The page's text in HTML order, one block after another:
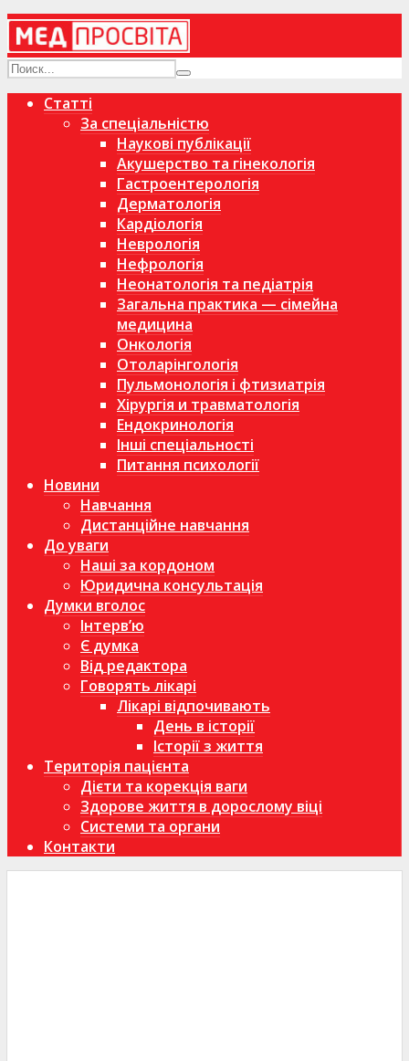
Статті
За спеціальністю
Наукові публікації
Акушерство та гінекологія
Гастроентерологія
Дерматологія
Кардіологія
Неврологія
Нефрологія
Неонатологія та педіатрія
Загальна практика — сімейна
медицина
Онкологія
Отоларінгологія
Пульмонологія і фтизиатрія
Хірургія и травматологія
Ендокринологія
Інші спеціальності
Питання психології
Новини
Навчання
Дистанційне навчання
До уваги
Наші за кордоном
Юридична консультація
Думки вголос
Інтерв’ю
Є думка
Від редактора
Говорять лікарі
Лікарі відпочивають
День в історії
Історії з життя
Територія пацієнта
Дієти та корекція ваги
Здорове життя в дорослому віці
Системи та органи
Контакти